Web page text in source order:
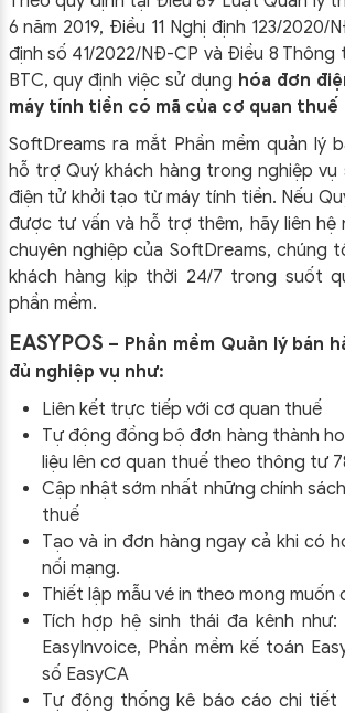
6 năm 2019, Điều 11 Nghị định 123/2020/
định số 41/2022/NĐ-CP và Điều 8 Thông
BTC, quy định việc sử dụng hóa đơn
máy tính tiền có mã của cơ quan thuế
SoftDreams ra mắt Phần mềm quản lý
hỗ trợ Quý khách hàng trong nghiệp
điện tử khởi tạo từ máy tính tiền. Nếu
được tư vấn và hỗ trợ thêm, hãy liên hệ
chuyên nghiệp của SoftDreams, chúng
khách hàng kịp thời 24/7 trong suốt
phần mềm.
EASYPOS – Phần mềm Quản lý bán
đủ nghiệp vụ như:
Liên kết trực tiếp với cơ quan thuế
Tự động đồng bộ đơn hàng thành
liệu lên cơ quan thuế theo thông tư
Cập nhật sớm nhất những chính
thuế
Tạo và in đơn hàng ngay cả khi có
nối mạng.
Thiết lập mẫu vé in theo mong muốn
Tích hợp hệ sinh thái đa kênh
EasyInvoice, Phần mềm kế toán
số EasyCA
Tự động thống kê báo cáo chi tiết